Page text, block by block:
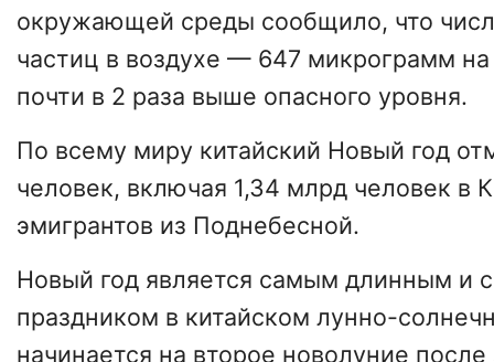
окружающей среды сообщило, что
частиц в воздухе — 647 микрограмм
почти в 2 раза выше опасного уровня.
По всему миру китайский Новый год
человек, включая 1,34 млрд человек в
эмигрантов из Поднебесной.
Новый год является самым длинным и
праздником в китайском лунно-
начинается на второе новолуние после